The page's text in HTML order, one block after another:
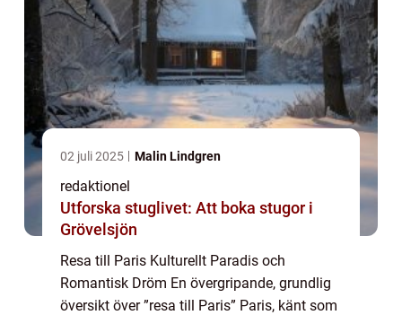
02 juli 2025 Malin Lindgren
redaktionel
Utforska stuglivet: Att boka stugor i
Grövelsjön
Resa till Paris Kulturellt Paradis och
Romantisk Dröm En övergripande, grundlig
översikt över ”resa till Paris” Paris, känt som